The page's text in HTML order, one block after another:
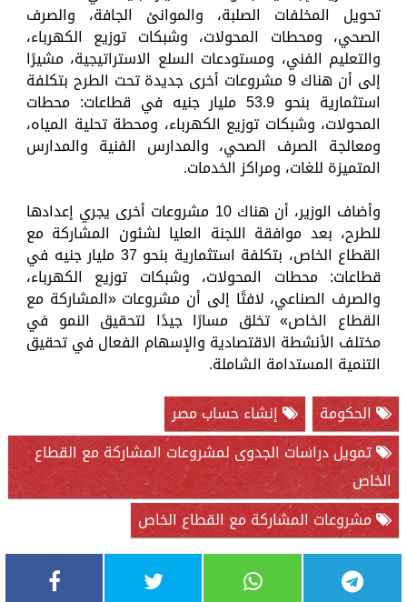
تحويل المخلفات الصلبة، والموانئ الجافة، والصرف
الصحي، ومحطات المحولات، وشبكات توزيع الكهرباء،
والتعليم الفني، ومستودعات السلع الاستراتيجية، مشيرًا
إلى أن هناك 9 مشروعات أخرى جديدة تحت الطرح بتكلفة
استثمارية بنحو 53.9 مليار جنيه في قطاعات: محطات
المحولات، وشبكات توزيع الكهرباء، ومحطة تحلية المياه،
ومعالجة الصرف الصحي، والمدارس الفنية والمدارس
المتميزة للغات، ومراكز الخدمات.
وأضاف الوزير، أن هناك 10 مشروعات أخرى يجري إعدادها
للطرح، بعد موافقة اللجنة العليا لشئون المشاركة مع
القطاع الخاص، بتكلفة استثمارية بنحو 37 مليار جنيه في
قطاعات: محطات المحولات، وشبكات توزيع الكهرباء،
والصرف الصناعي، لافتًا إلى أن مشروعات «المشاركة مع
القطاع الخاص» تخلق مسارًا جيدًا لتحقيق النمو في
مختلف الأنشطة الاقتصادية والإسهام الفعال في تحقيق
التنمية المستدامة الشاملة.
الحكومة
إنشاء حساب مصر
تمويل دراسات الجدوى لمشروعات المشاركة مع القطاع
الخاص
مشروعات المشاركة مع القطاع الخاص